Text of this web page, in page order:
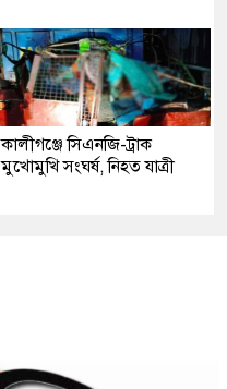
কালীগঞ্জে সিএনজি-ট্রাক
মুখোমুখি সংঘর্ষ, নিহত যাত্রী